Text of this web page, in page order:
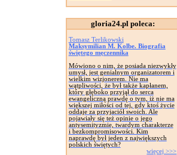
gloria24.pl poleca:
Tomasz Terlikowski
Maksymilian M. Kolbe. Biografia
świętego męczennika
Mówiono o nim, że posiada niezwykły
umysł, jest genialnym organizatorem i
wielkim wizjonerem. Nie ma
wątpliwości, że był także kapłanem,
który głęboko przyjął do serca
ewangeliczną prawdę o tym, iż nie ma
większej miłości od tej, gdy ktoś życie
oddaje za przyjaciół swoich. Ale
pojawiały się też opinie o jego
antysemityzmie, twardym charakterze
i bezkompromisowości. Kim
naprawdę był jeden z największych
polskich świętych?
więcej >>>